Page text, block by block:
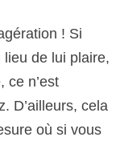
! Si
de lui plaire,
ce n’est
D’ailleurs, cela
où si vous